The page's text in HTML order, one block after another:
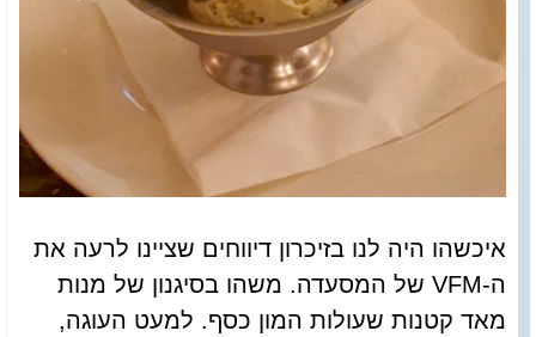
איכשהו היה לנו בזיכרון דיווחים שציינו לרעה את
ה-VFM של המסעדה. משהו בסיגנון של מנות
מאד קטנות שעולות המון כסף. למעט העוגה,